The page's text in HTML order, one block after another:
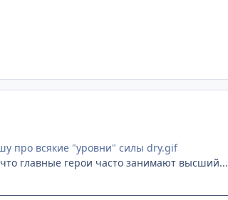
про всякие "уровни" силы dry.gif
главные герои часто занимают высший...